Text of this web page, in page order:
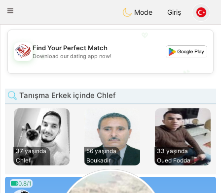
Dating
Toggle
Mode Giriş
💖
💕
Find Your Perfect Match
Download our dating app now!
Tanışma Erkek içinde Chlef
37 yaşında
Chlef
56 yaşında
Boukadir
33 yaşında
Oued Fodda
0.8/1